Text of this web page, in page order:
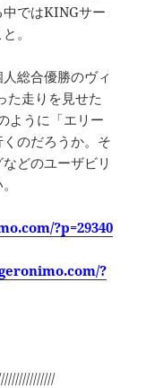
ではKINGサー
。
総合優勝のヴィ
た走りを見せた
ように「エリー
のだろうか。そ
どのユーザビリ
?p=29340
?